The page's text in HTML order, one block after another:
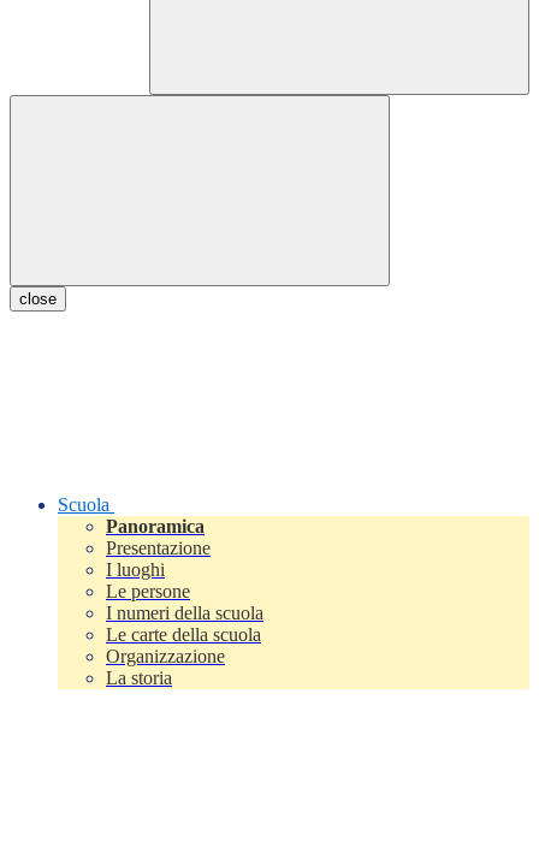
close
Scuola
Panoramica
Presentazione
I luoghi
Le persone
I numeri della scuola
Le carte della scuola
Organizzazione
La storia